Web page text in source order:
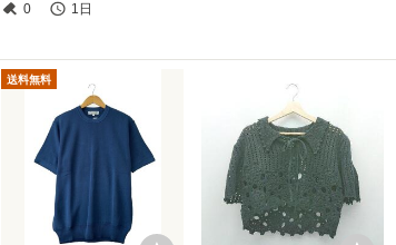
0
1日
送料無料